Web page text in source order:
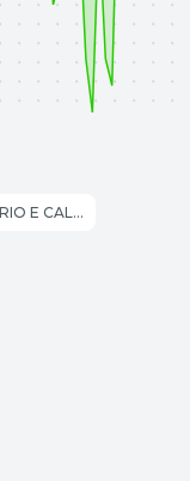
TECIDOS VESTUÁRIO E CALÇADOS: CALÇADOS